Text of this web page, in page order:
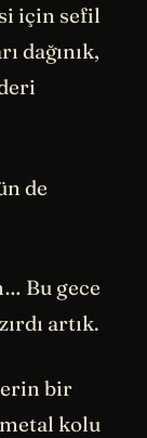
için sefil
dağınık,
de
Bu gece
artık.
bir
kolu